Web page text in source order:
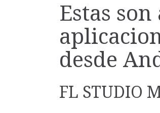
Estas
desde
FL STUDIO